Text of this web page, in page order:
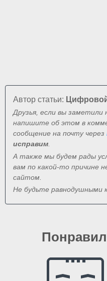
Автор статьи:
Друзья, если вы заметили
напишите об этом в
сообщение на почту через
исправим.
А также мы будем рады
вам по какой-то причине
сайтом.
Не будьте равнодушными